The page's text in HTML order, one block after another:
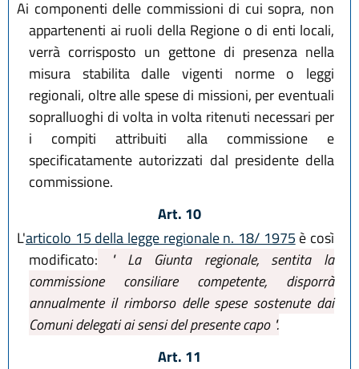
Ai componenti delle commissioni di cui sopra, non
appartenenti ai ruoli della Regione o di enti locali,
verrà corrisposto un gettone di presenza nella
misura stabilita dalle vigenti norme o leggi
regionali, oltre alle spese di missioni, per eventuali
sopralluoghi di volta in volta ritenuti necessari per
i compiti attribuiti alla commissione e
specificatamente autorizzati dal presidente della
commissione.
Art. 10
L'articolo 15 della legge regionale n. 18/ 1975 è così
modificato: " La Giunta regionale, sentita la
commissione consiliare competente, disporrà
annualmente il rimborso delle spese sostenute dai
Comuni delegati ai sensi del presente capo ".
Art. 11